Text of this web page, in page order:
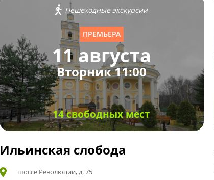
Пешеходные экскурсии
ПРЕМЬЕРА
11 августа
Вторник 11:00
14 свободных мест
Ильинская слобода
шоссе Революции, д. 75